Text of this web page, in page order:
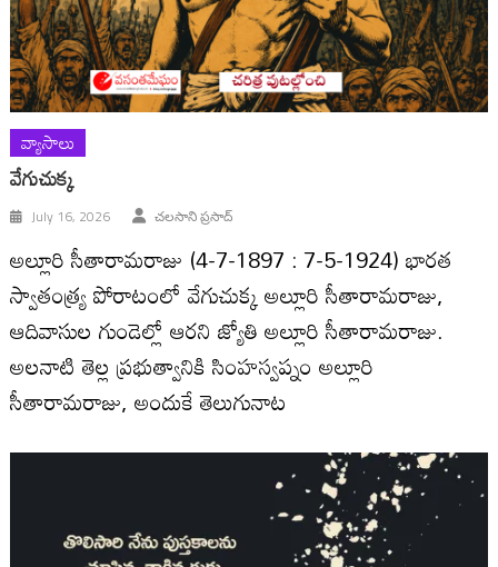
వ్యాసాలు
వేగుచుక్క
July 16, 2026 చలసాని ప్రసాద్‌
అల్లూరి సీతారామరాజు (4-7-1897 : 7-5-1924) భారత
స్వాతంత్ర్య పోరాటంలో వేగుచుక్క అల్లూరి సీతారామరాజు,
ఆదివాసుల గుండెల్లో ఆరని జ్యోతి అల్లూరి సీతారామరాజు.
అలనాటి తెల్ల ప్రభుత్వానికి సింహస్వప్నం అల్లూరి
సీతారామరాజు, అందుకే తెలుగునాట